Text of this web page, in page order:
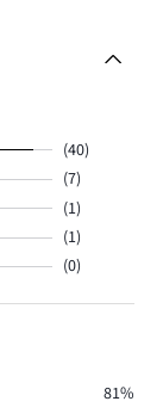
(40)
(7)
(1)
(1)
(0)
81%